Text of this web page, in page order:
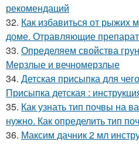
рекомендаций
32. Как избавиться от рыжих
доме. Отравляющие
33. Определяем свойства
Мерзлые и вечномерзлые
34. Детская присыпка для
Присыпка детская :
35. Как узнать тип почвы на
нужно. Как определить тип
36. Максим дачник 2 мл